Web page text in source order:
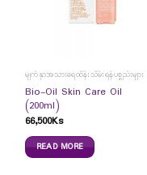
မျက်နှာအသားရေထိန်းသိမ်းရန်ပစ္စည်းများ
Bio-Oil Skin Care Oil
(200ml)
66,500Ks
READ MORE